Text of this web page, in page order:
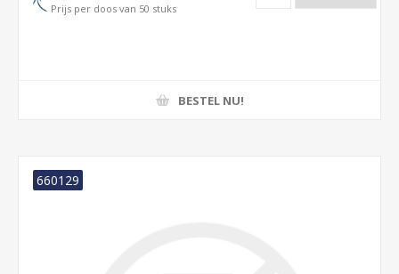
Prijs per doos van 50 stuks
BESTEL NU!
660129